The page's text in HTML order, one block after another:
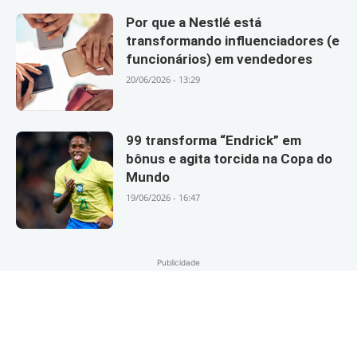
Por que a Nestlé está
transformando influenciadores (e
funcionários) em vendedores
20/06/2026 - 13:29
99 transforma “Endrick” em
bônus e agita torcida na Copa do
Mundo
19/06/2026 - 16:47
Publicidade